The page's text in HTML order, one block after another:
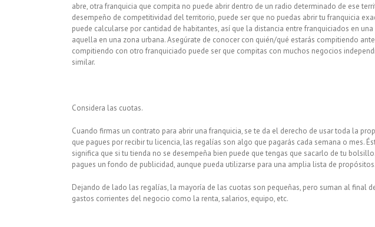
abre, otra franquicia que compita no puede abrir dentro de un radio determinado de ese
desempeño de competitividad del territorio, puede ser que no puedas abrir tu franquicia
puede calcularse por cantidad de habitantes, así que la distancia entre franquiciados en
aquella en una zona urbana. Asegúrate de conocer con quién/qué estarás compitiendo
compitiendo con otro franquiciado puede ser que compitas con muchos negocios
similar.
Considera las cuotas.
Cuando firmas un contrato para abrir una franquicia, se te da el derecho de usar toda la
que pagues por recibir tu licencia, las regalías son algo que pagarás cada semana o mes.
significa que si tu tienda no se desempeña bien puede que tengas que sacarlo de tu
pagues un fondo de publicidad, aunque pueda utilizarse para una amplia lista de propósitos.
Dejando de lado las regalías, la mayoría de las cuotas son pequeñas, pero suman al final
gastos corrientes del negocio como la renta, salarios, equipo, etc.